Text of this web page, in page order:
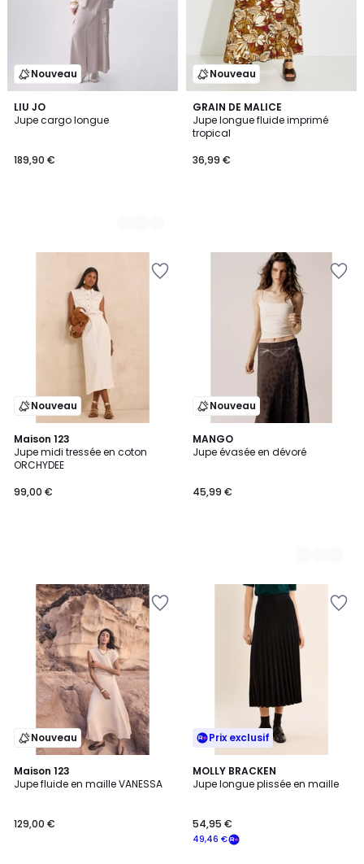
Nouveau
LIU JO
Jupe cargo longue
189,90 €
2
Couleurs
Nouveau
GRAIN DE MALICE
Jupe longue fluide imprimé
tropical
36,99 €
Nouveau
Maison 123
Jupe midi tressée en coton
ORCHYDEE
99,00 €
Nouveau
MANGO
Jupe évasée en dévoré
45,99 €
2
Couleurs
Nouveau
Maison 123
Jupe fluide en maille VANESSA
129,00 €
Prix exclusif
MOLLY BRACKEN
Jupe longue plissée en maille
49,46 €
54,95 €